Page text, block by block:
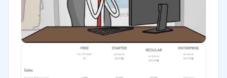
Minorista
Software / TI